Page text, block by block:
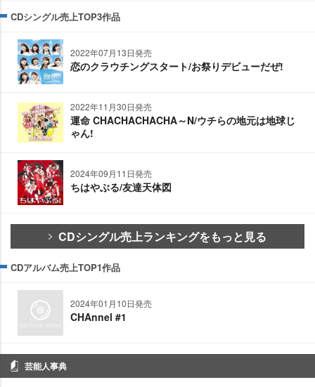
CDシングル売上TOP3作品
2022年07月13日発売
恋のクラウチングスタート/お祭りデビューだぜ!
2022年11月30日発売
運命 CHACHACHACHA～N/ウチらの地元は地球じ
ゃん!
2024年09月11日発売
ちはやぶる/友達天体図
CDシングル売上ランキングをもっと見る
CDアルバム売上TOP1作品
2024年01月10日発売
CHAnnel #1
芸能人事典